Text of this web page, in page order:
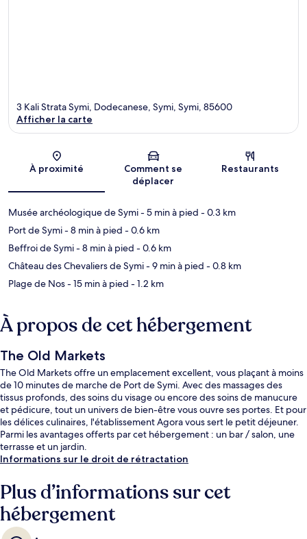
Carte
3 Kali Strata Symi, Dodecanese, Symi, Symi, 85600
Afficher la carte
À proximité
Comment se
déplacer
Restaurants
Musée archéologique de Symi- 5 min à pied - 0.3 km
Port de Symi- 8 min à pied - 0.6 km
Beffroi de Symi- 8 min à pied - 0.6 km
Château des Chevaliers de Symi- 9 min à pied - 0.8 km
Plage de Nos- 15 min à pied - 1.2 km
À propos de cet hébergement
The Old Markets
The Old Markets offre un emplacement excellent, vous plaçant à moins
de 10 minutes de marche de Port de Symi. Avec des massages des
tissus profonds, des soins du visage ou encore des soins de manucure
et pédicure, tout un univers de bien-être vous ouvre ses portes. Et pour
les délices culinaires, l'établissement Agora vous sert le petit déjeuner.
Parmi les avantages offerts par cet hébergement : un bar / salon, une
terrasse et un jardin.
Informations sur le droit de rétractation
Plus d’informations sur cet
hébergement